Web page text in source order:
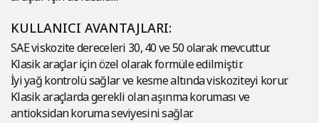
KULLANICI AVANTAJLARI:
SAE viskozite dereceleri 30, 40 ve 50 olarak mevcuttur.
Klasik araçlar için özel olarak formüle edilmiştir.
İyi yağ kontrolü sağlar ve kesme altında viskoziteyi korur.
Klasik araçlarda gerekli olan aşınma koruması ve
antioksidan koruma seviyesini sağlar.